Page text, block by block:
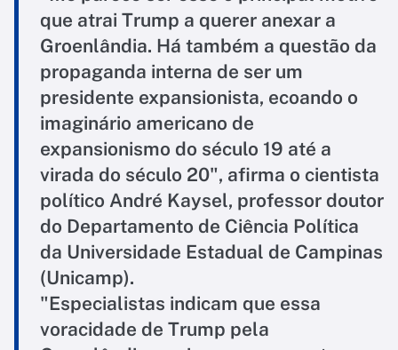
que atrai Trump a querer anexar a
Groenlândia. Há também a questão da
propaganda interna de ser um
presidente expansionista, ecoando o
imaginário americano de
expansionismo do século 19 até a
virada do século 20", afirma o cientista
político André Kaysel, professor doutor
do Departamento de Ciência Política
da Universidade Estadual de Campinas
(Unicamp).
"Especialistas indicam que essa
voracidade de Trump pela